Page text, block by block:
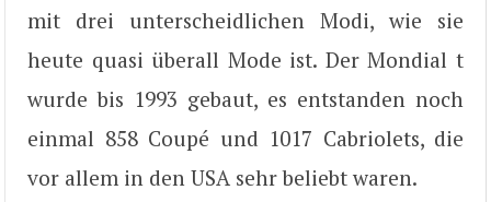
mit drei unterscheidlichen Modi, wie sie
heute quasi überall Mode ist. Der Mondial t
wurde bis 1993 gebaut, es entstanden noch
einmal 858 Coupé und 1017 Cabriolets, die
vor allem in den USA sehr beliebt waren.